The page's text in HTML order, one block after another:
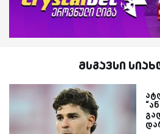
მსგავსი